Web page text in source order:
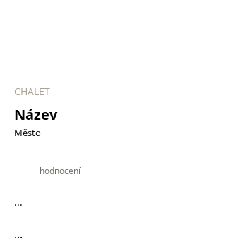
CHALET
Název
Město
hodnocení
...
...